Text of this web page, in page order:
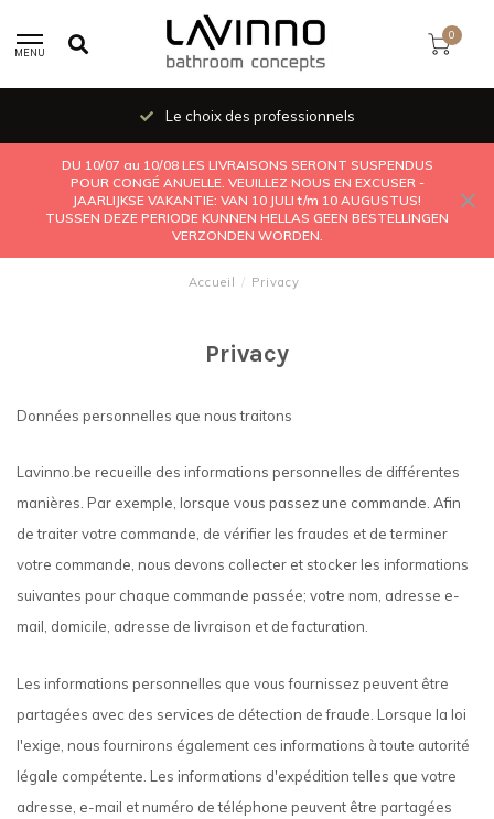
MENU
0
Le choix des professionnels
DU 10/07 au 10/08 LES LIVRAISONS SERONT SUSPENDUS
POUR CONGÉ ANUELLE. VEUILLEZ NOUS EN EXCUSER -
JAARLIJKSE VAKANTIE: VAN 10 JULI t/m 10 AUGUSTUS!
TUSSEN DEZE PERIODE KUNNEN HELLAS GEEN BESTELLINGEN
VERZONDEN WORDEN.
Accueil / Privacy
Privacy
Données personnelles que nous traitons
Lavinno.be recueille des informations personnelles de différentes
manières. Par exemple, lorsque vous passez une commande. Afin
de traiter votre commande, de vérifier les fraudes et de terminer
votre commande, nous devons collecter et stocker les informations
suivantes pour chaque commande passée; votre nom, adresse e-
mail, domicile, adresse de livraison et de facturation.
Les informations personnelles que vous fournissez peuvent être
partagées avec des services de détection de fraude. Lorsque la loi
l'exige, nous fournirons également ces informations à toute autorité
légale compétente. Les informations d'expédition telles que votre
adresse, e-mail et numéro de téléphone peuvent être partagées